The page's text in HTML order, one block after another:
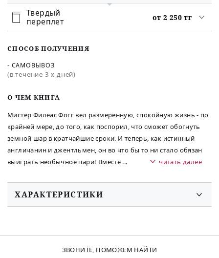
O ЧЕМ КНИГА
Мистер Филеас Фогг вел размеренную, спокойную жизнь - по
крайней мере, до того, как поспорил, что сможет обогнуть
земной шар в кратчайшие сроки. И теперь, как истинный
англичанин и джентльмен, он во что бы то ни стало обязан
выиграть необычное пари! Вместе ... читать далее
Твердый
переплет
от 2 250 тг
СПОСОБ ПОЛУЧЕНИЯ
- САМОВЫВОЗ
(в течение 3-х дней)
ХАРАКТЕРИСТИКИ
ЗВОНИТЕ, ПОМОЖЕМ НАЙТИ